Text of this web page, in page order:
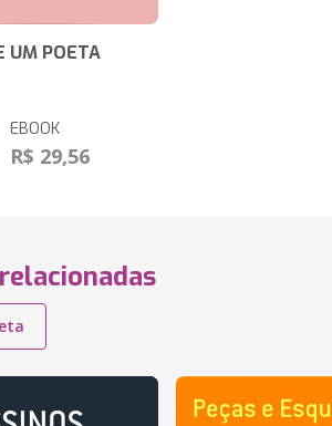
UM POETA
EBOOK
R$ 29,56